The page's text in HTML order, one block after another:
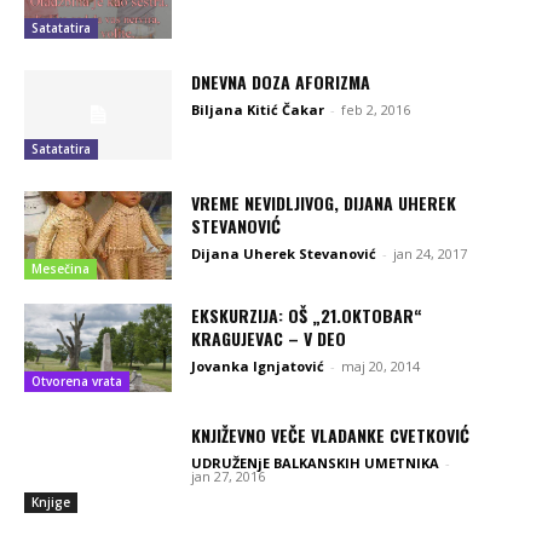
Satatatira
Satatatira
DNEVNA DOZA AFORIZMA
Biljana Kitić Čakar - feb 2, 2016
Mesečina
VREME NEVIDLJIVOG, DIJANA UHEREK
STEVANOVIĆ
Dijana Uherek Stevanović - jan 24, 2017
Otvorena vrata
EKSKURZIJA: OŠ „21.OKTOBAR“
KRAGUJEVAC – V DEO
Jovanka Ignjatović - maj 20, 2014
Knjige
KNJIŽEVNO VEČE VLADANKE CVETKOVIĆ
UDRUŽENjE BALKANSKIH UMETNIKA -
jan 27, 2016